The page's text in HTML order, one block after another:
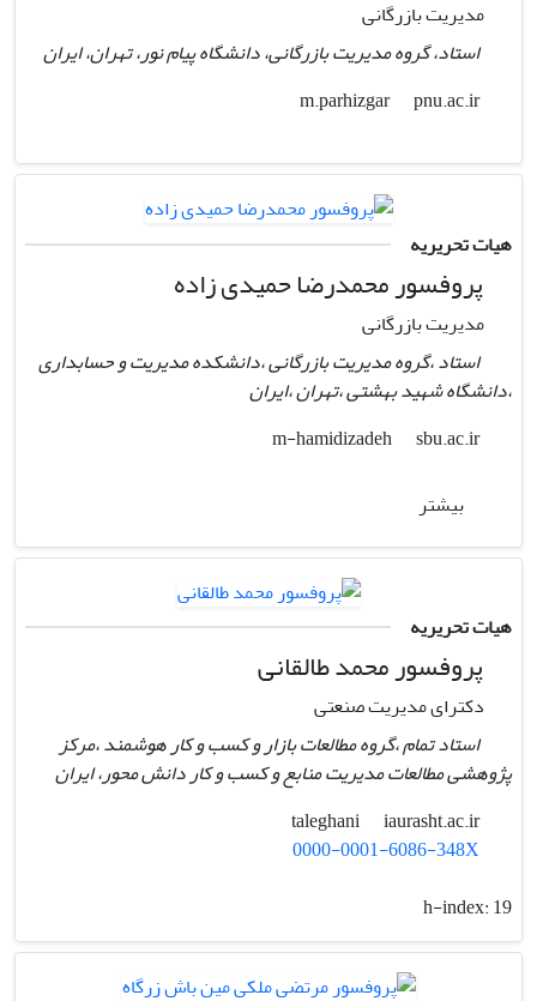
مدیریت بازرگانی
استاد، گروه مدیریت بازرگانی، دانشگاه پیام نور، تهران، ایران
m.parhizgar
pnu.ac.ir
هیات تحریریه
پروفسور محمدرضا حمیدی ‌زاده
مدیریت بازرگانی
استاد ،گروه مدیریت بازرگانی ،دانشکده مدیریت و حسابداری
،دانشگاه شهید بهشتی ،تهران ،ایران
m-hamidizadeh
sbu.ac.ir
بیشتر
هیات تحریریه
پروفسور محمد طالقانی
دکترای مدیریت صنعتی
استاد تمام ،گروه مطالعات بازار و کسب و کار هوشمند ،مرکز
پژوهشی مطالعات مدیریت منابع و کسب و کار دانش محور، ایران
taleghani
iaurasht.ac.ir
0000-0001-6086-348X
h-index:19